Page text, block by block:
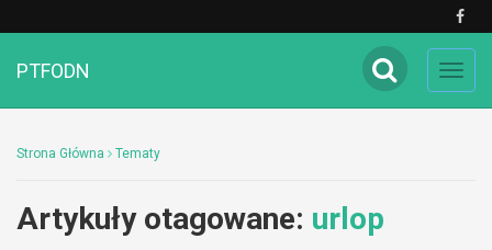
PTFODN
Strona Główna Tematy
Artykuły otagowane: urlop